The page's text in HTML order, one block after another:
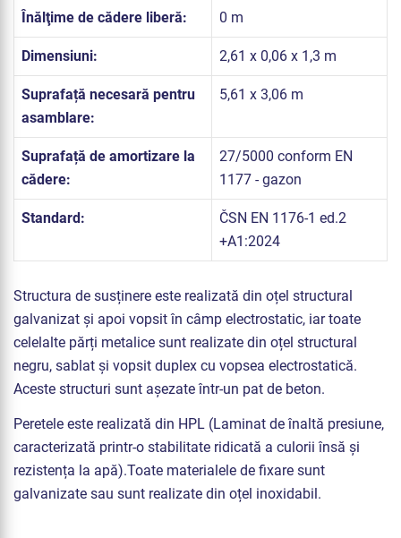
Înălţime de cădere liberă: 0 m
Dimensiuni: 2,61 x 0,06 x 1,3 m
Suprafață necesară pentru
asamblare:
5,61 x 3,06 m
Suprafață de amortizare la
cădere:
27/5000 conform EN
1177 - gazon
Standard:
ČSN EN 1176-1 ed.2
+A1:2024
Structura de susținere este realizată din oțel structural
galvanizat și apoi vopsit în câmp electrostatic, iar toate
celelalte părți metalice sunt realizate din oțel structural
negru, sablat și vopsit duplex cu vopsea electrostatică.
Aceste structuri sunt așezate într-un pat de beton.
Peretele este realizată din HPL (Laminat de înaltă presiune,
caracterizată printr-o stabilitate ridicată a culorii însă și
rezistența la apă).Toate materialele de fixare sunt
galvanizate sau sunt realizate din oțel inoxidabil.